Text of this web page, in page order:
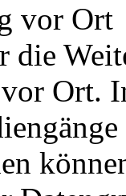
vor Ort
die
Ort.